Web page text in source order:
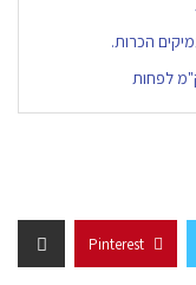
הכרות.
Pinterest